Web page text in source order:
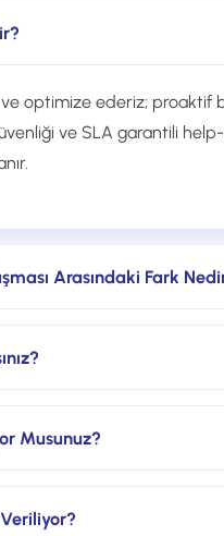
ve optimize ederiz; proaktif
ve SLA garantili
Arasındaki Fark
olarak cihazların periyodik
(co-managed) modelde,
Musunuz?
ölçülebilir SLA